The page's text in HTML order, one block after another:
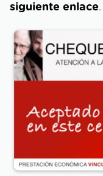
siguiente enlace.